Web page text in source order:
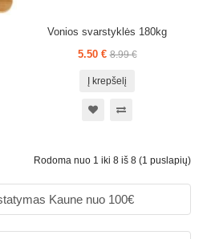
Vonios svarstyklės 180kg
5.50 € 8.99 €
Į krepšelį
Rodoma nuo 1 iki 8 iš 8 (1 puslapių)
Kaune nuo 100€